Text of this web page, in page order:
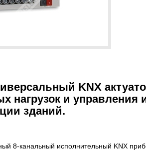
KNX
нагрузок и
зданий.
8-канальный исполнительный KNX